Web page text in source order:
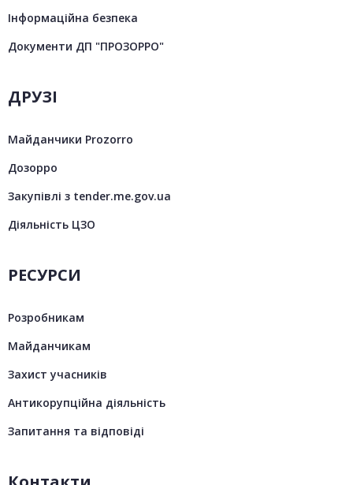
Інформаційна безпека
Документи ДП "ПРОЗОРРО"
ДРУЗІ
Майданчики Prozorro
Дозорро
Закупівлі з tender.me.gov.ua
Діяльність ЦЗО
РЕСУРСИ
Розробникам
Майданчикам
Захист учасників
Антикорупційна діяльність
Запитання та відповіді